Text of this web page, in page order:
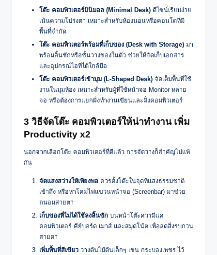
โต๊ะ คอมพิวเตอร์มินิมอล (Minimal Desk) ดีไซน์เรียบง่าย
เน้นความโปร่งตา เหมาะสำหรับห้องนอนหรือคอนโดที่มี
พื้นที่จำกัด
โต๊ะ คอมพิวเตอร์พร้อมที่เก็บของ (Desk with Storage) มา
พร้อมลิ้นชักหรือชั้นวางของในตัว ช่วยให้จัดเก็บเอกสาร
และอุปกรณ์ไอทีได้ใกล้มือ
โต๊ะ คอมพิวเตอร์เข้ามุม (L-Shaped Desk) จัดเต็มพื้นที่ใช้
งานในมุมห้อง เหมาะสำหรับผู้ที่ใช้หน้าจอ Monitor หลาย
จอ หรือต้องการแยกฝั่งทำงานเขียนและฝั่งคอมพิวเตอร์
3 วิธีจัดโต๊ะ คอมพิวเตอร์ให้น่าทำงาน เพิ่ม
Productivity x2
นอกจากเลือกโต๊ะ คอมพิวเตอร์ที่ดีแล้ว การจัดวางก็สำคัญไม่แพ้
กัน
จัดแสงสว่างให้เพียงพอ ควรตั้งโต๊ะในจุดที่แสงธรรมชาติ
เข้าถึง หรือหาโคมไฟแขวนหน้าจอ (Screenbar) มาช่วย
ถนอมสายตา
เก็บของที่ไม่ได้ใช้ลงลิ้นชัก บนหน้าโต๊ะควรมีแค่
คอมพิวเตอร์ คีย์บอร์ด เมาส์ และสมุดโน้ต เพื่อลดสิ่งรบกวน
สายตา
เพิ่มพื้นที่สีเขียว วางต้นไม้ต้นเล็กๆ เช่น กระบองเพชร ไว้